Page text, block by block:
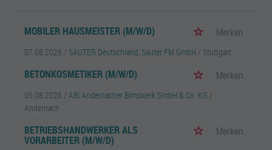
MOBILER HAUSMEISTER (M/W/D) Merken
07.08.2026 / SAUTER Deutschland, Sauter FM GmbH / Stuttgart
BETONKOSMETIKER (M/W/D) Merken
05.08.2026 / ABI Andernacher Bimswerk GmbH & Co. KG /
Andernach
BETRIEBSHANDWERKER ALS
VORARBEITER (M/W/D)
Merken